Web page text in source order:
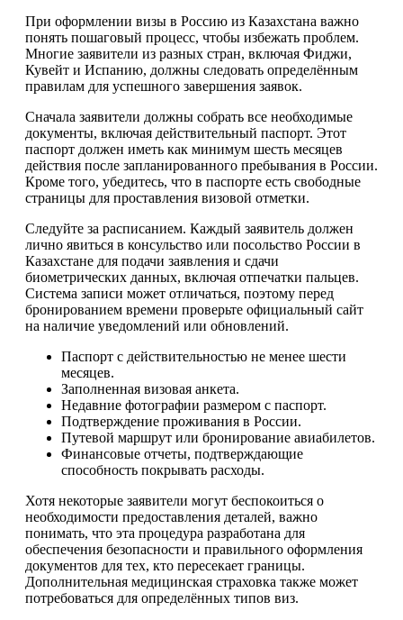
При оформлении визы в Россию из Казахстана важно
понять пошаговый процесс, чтобы избежать проблем.
Многие заявители из разных стран, включая Фиджи,
Кувейт и Испанию, должны следовать определённым
правилам для успешного завершения заявок.
Сначала заявители должны собрать все необходимые
документы, включая действительный паспорт. Этот
паспорт должен иметь как минимум шесть месяцев
действия после запланированного пребывания в России.
Кроме того, убедитесь, что в паспорте есть свободные
страницы для проставления визовой отметки.
Следуйте за расписанием. Каждый заявитель должен
лично явиться в консульство или посольство России в
Казахстане для подачи заявления и сдачи
биометрических данных, включая отпечатки пальцев.
Система записи может отличаться, поэтому перед
бронированием времени проверьте официальный сайт
на наличие уведомлений или обновлений.
Паспорт с действительностью не менее шести
месяцев.
Заполненная визовая анкета.
Недавние фотографии размером с паспорт.
Подтверждение проживания в России.
Путевой маршрут или бронирование авиабилетов.
Финансовые отчеты, подтверждающие
способность покрывать расходы.
Хотя некоторые заявители могут беспокоиться о
необходимости предоставления деталей, важно
понимать, что эта процедура разработана для
обеспечения безопасности и правильного оформления
документов для тех, кто пересекает границы.
Дополнительная медицинская страховка также может
потребоваться для определённых типов виз.